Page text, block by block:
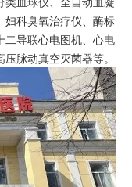
妇科臭氧治疗仪、酶标
二导联心电图机、心电
脉动真空灭菌器等。